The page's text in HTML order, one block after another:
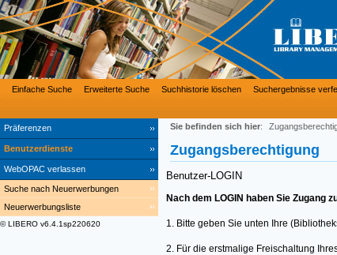
Präferenzen
Benutzerdienste
WebOPAC verlassen
Einfache Suche Erweiterte Suche Suchhistorie löschen Suchergebnisse
Suche nach Neuerwerbungen
Neuerwerbungsliste
© LIBERO v6.4.1sp220620
Sie befinden sich hier:
Zugangsberechtigung
Benutzer-LOGIN
Nach dem LOGIN haben Sie Zugang
1. Bitte geben Sie unten Ihre
2. Für die erstmalige Freischaltung